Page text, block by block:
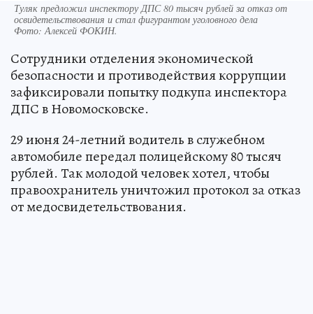
Туляк предложил инспектору ДПС 80 тысяч рублей за отказ от
освидетельствования и стал фигурантом уголовного дела
Фото:Алексей ФОКИН.
Сотрудники отделения экономической
безопасности и противодействия коррупции
зафиксировали попытку подкупа инспектора
ДПС в Новомосковске.
29 июня 24-летний водитель в служебном
автомобиле передал полицейскому 80 тысяч
рублей. Так молодой человек хотел, чтобы
правоохранитель уничтожил протокол за отказ
от медосвидетельствования.